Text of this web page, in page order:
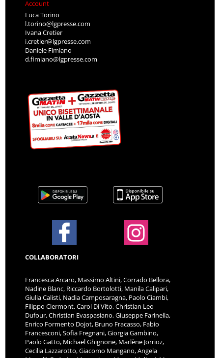
Account
Luca Torino
l.torino@lgpresse.com
Ivana Cretier
i.cretier@lgpresse.com
Daniele Fimiano
d.fimiano@lgpresse.com
COLLABORATORI
Francesca Arcaro, Massimo Altini, Corrado Bellora,
Nadine Blanc, Riccardo Bortolotti, Manila Calipari,
Giulia Calisti, Nadia Camposaragna, Paolo Ciambi,
Filippo Clermont, Carol Di Vito, Christian Leo
Dufour, Christian Evaspasiano, Giuseppe Farinella,
Enrico Formento Dojot, Bruno Fracasso, Fabio
Francesconi, Sofia Fregnani, Giorgia Gambino,
Paolo Gatto, Michael Ghignone, Marlène Jorrioz,
Cecilia Lazzarotto, Giacomo Mangano, Angela